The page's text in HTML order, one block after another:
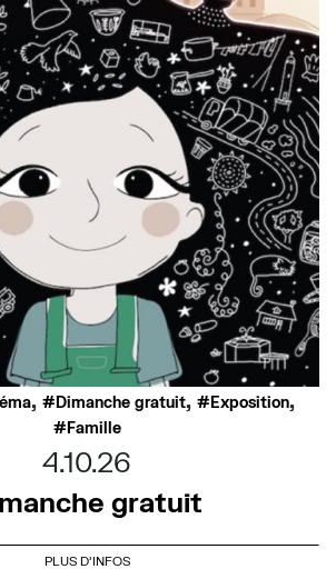
, Dimanche gratuit, Exposition,
Famille
4.10.26
gratuit
PLUS D'INFOS